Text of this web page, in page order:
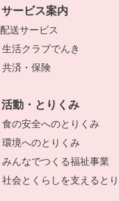
サービス案内
配送サービス
生活クラブでんき
別のウ
共済・保険
活動・とりくみ
食の安全へのとりくみ
環境へのとりくみ
みんなでつくる福祉事業
社会とくらしを支えると